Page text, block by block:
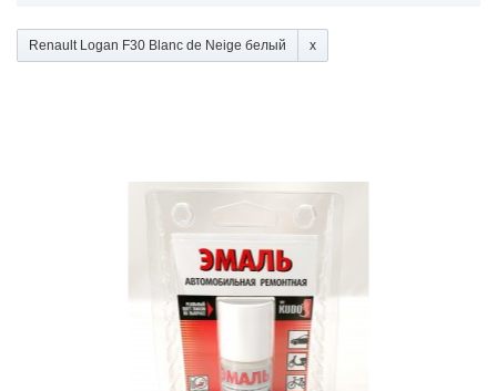
Renault Logan F30 Blanc de Neige белый